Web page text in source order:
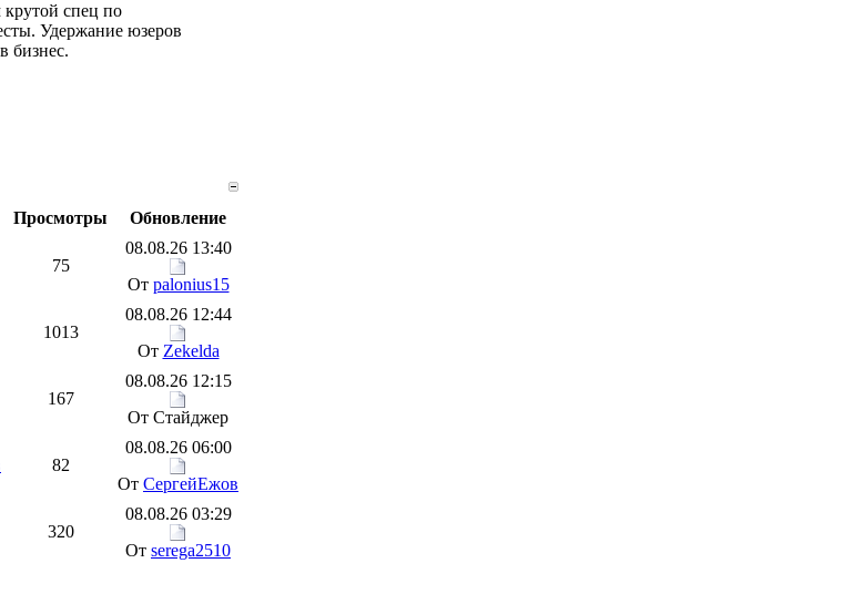
спец по
Удержание юзеров
бизнес.
Просмотры
Обновление
75
08.08.26 13:40
От palonius15
1013
08.08.26 12:44
От Zekelda
167
08.08.26 12:15
От Стайджер
82
08.08.26 06:00
От СергейЕжов
320
08.08.26 03:29
От serega2510